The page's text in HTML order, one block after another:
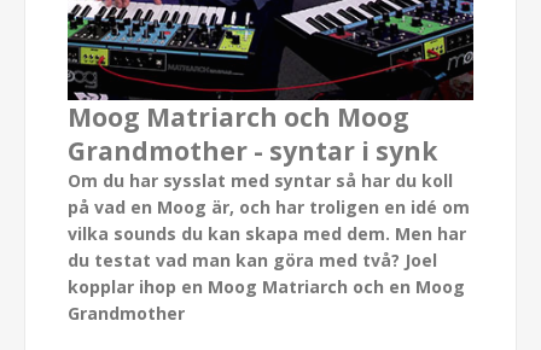
Moog Matriarch och Moog
Grandmother - syntar i synk
Om du har sysslat med syntar så har du koll
på vad en Moog är, och har troligen en idé om
vilka sounds du kan skapa med dem. Men har
du testat vad man kan göra med två? Joel
kopplar ihop en Moog Matriarch och en Moog
Grandmother